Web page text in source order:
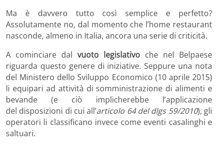
Ma è davvero tutto così semplice e perfetto?
Assolutamente no, dal momento che l’home restaurant
nasconde, almeno in Italia, ancora una serie di criticità.
A cominciare dal vuoto legislativo che nel Belpaese
riguarda questo genere di iniziative. Seppure una nota
del Ministero dello Sviluppo Economico (10 aprile 2015)
li equipari ad attività di somministrazione di alimenti e
bevande (e ciò implicherebbe l’applicazione
del disposizioni di cui all’articolo 64 del dlgs 59/2010), gli
operatori li classificano invece come eventi casalinghi e
saltuari.